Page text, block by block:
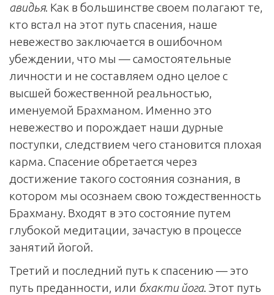
авидья. Как в большинстве своем полагают те,
кто встал на этот путь спасения, наше
невежество заключается в ошибочном
убеждении, что мы — самостоятельные
личности и не составляем одно целое с
высшей божественной реальностью,
именуемой Брахманом. Именно это
невежество и порождает наши дурные
поступки, следствием чего становится плохая
карма. Спасение обретается через
достижение такого состояния сознания, в
котором мы осознаем свою тождественность
Брахману. Входят в это состояние путем
глубокой медитации, зачастую в процессе
занятий йогой.
Третий и последний путь к спасению — это
путь преданности, или бхакти йога. Этот путь